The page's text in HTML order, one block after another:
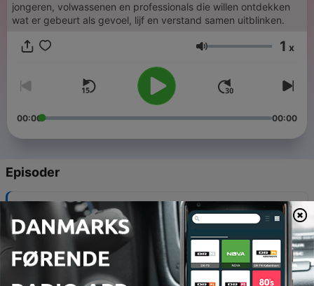
jongeren, volwassenen en professionals die willen ontdekken
wat er gebeurt als gevoel, lijf en verstand samen uitblinken.
Lydstyrke 1 x
00:00 00:00
Episoder
- #5 De Thermometer
02 jul. 2021
5 - #4 Firewall
03 feb. 2021